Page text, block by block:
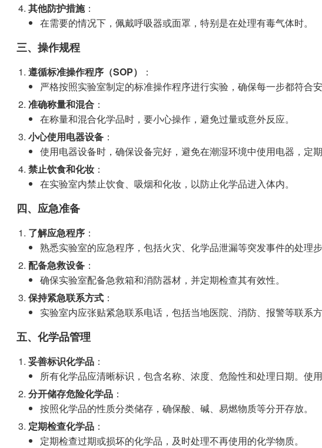
其他防护措施：
在需要的情况下，佩戴呼吸器或面罩，特别是在处理有毒气体时。
三、操作规程
遵循标准操作程序（SOP）
：
严格按照实验室制定的标准操作程序进行实验，确保每一步都符合安
准确称量和混合 ：
在称量和混合化学品时，要小心操作，避免过量或意外反应。
小心使用电器设备 ：
使用电器设备时，确保设备完好，避免在潮湿环境中使用电器，定期
禁止饮食和化妆 ：
在实验室内禁止饮食、吸烟和化妆，以防止化学品进入体内。
四、应急准备
了解应急程序 ：
熟悉实验室的应急程序，包括火灾、化学品泄漏等突发事件的处理步
配备急救设备 ：
确保实验室配备急救箱和消防器材，并定期检查其有效性。
保持紧急联系方式 ：
实验室内应张贴紧急联系电话，包括当地医院、消防、报警等联系方
五、化学品管理
妥善标识化学品 ：
所有化学品应清晰标识，包含名称、浓度、危险性和处理日期。使用
分开储存危险化学品 ：
按照化学品的性质分类储存，确保酸、碱、易燃物质等分开存放。
定期检查化学品 ：
定期检查过期或损坏的化学品，及时处理不再使用的化学物质。